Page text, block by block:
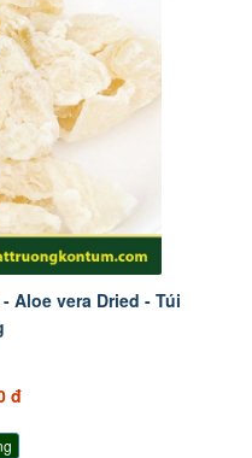
Aloe vera Dried - Túi
đ